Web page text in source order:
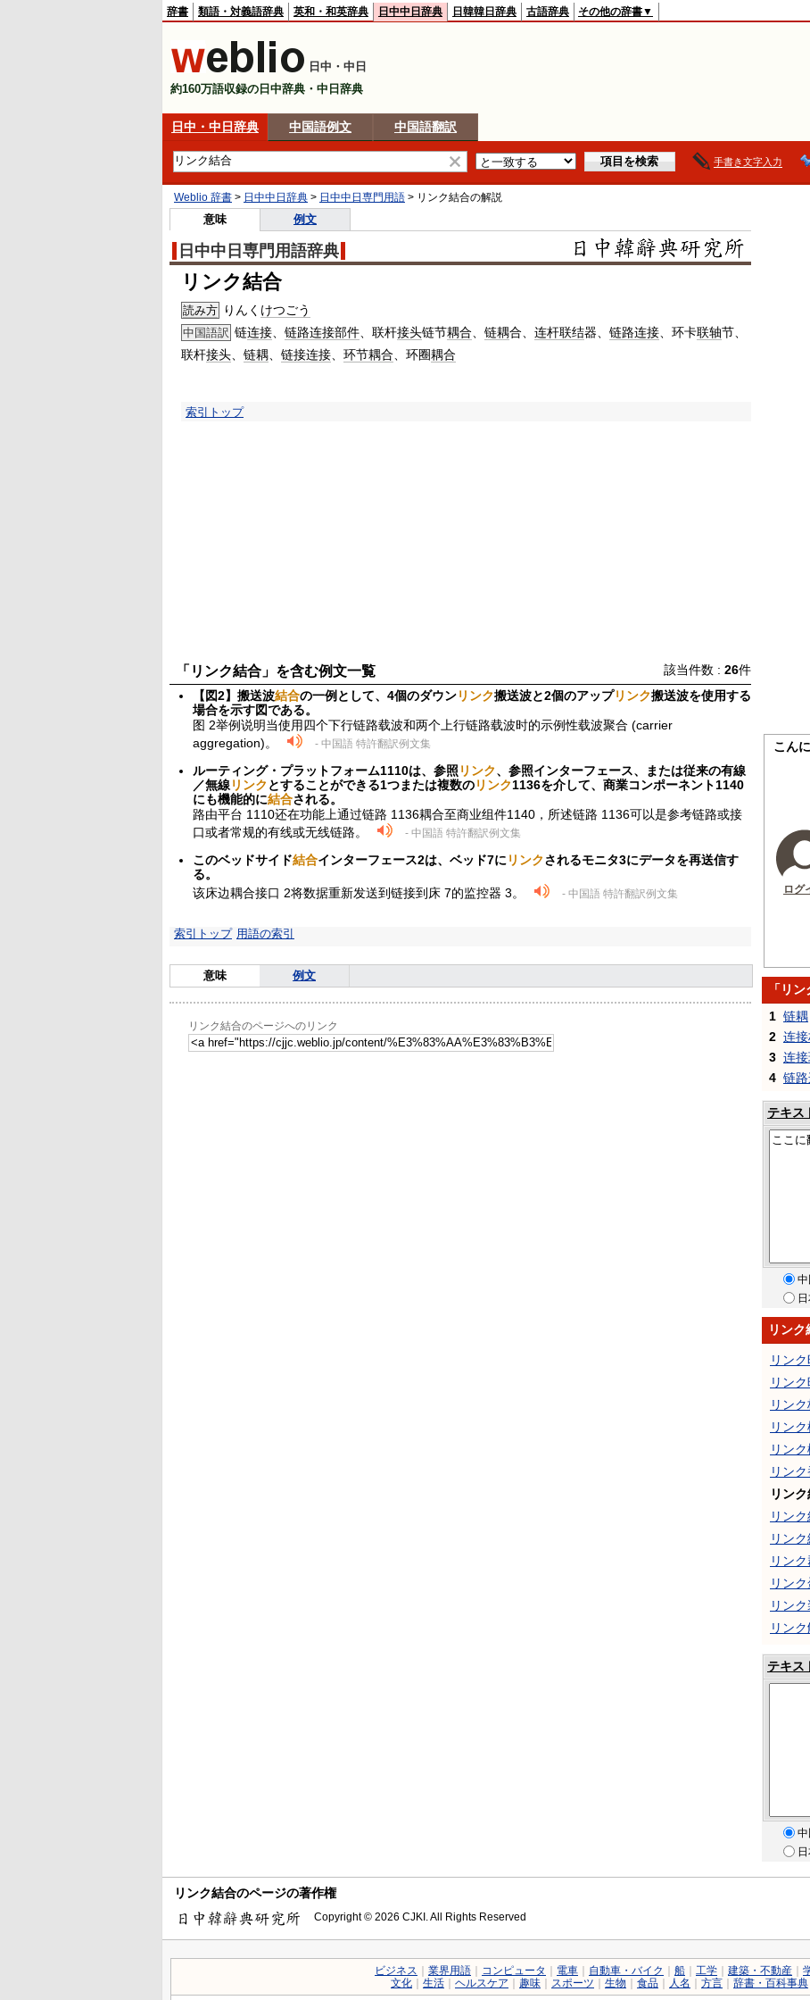
辞書 類語・対義語辞典 英和・和英辞典 日中中日辞典 日韓韓日辞典 古語辞典 その他の辞書▼
日中・中日
約160万語収録の日中辞典・中日辞典
日中・中日辞典 中国語例文 中国語翻訳
手書き文字入力
Weblio 辞書 > 日中中日辞典 > 日中中日専門用語 > リンク結合の解説
意味 例文
日中中日専門用語辞典
リンク結合
読み方 りんく けつごう
中国語訳 链连接 链路连接部件 、联杆接头链节耦合 链耦合、 连杆联结器、 链路连接 、环卡联轴节、
联杆接头 链耦 链接连接 环节耦合 、环圈耦合
索引トップ
「リンク結合」を含む例文一覧 該当件数 : 26件
【図2】搬送波結合の一例として、4個のダウンリンク搬送波と2個のアップリンク搬送波を使用する
場合を示す図である。
图 2举例说明当使用四个下行链路载波和两个上行链路载波时的示例性载波聚合 (carrier
aggregation)。
- 中国語 特許翻訳例文集
ルーティング・プラットフォーム1110は、参照 リンク、参照インターフェース、または従来の有線
／無線リンク とすることができる1つまたは複数のリンク1136を介して、商業コンポーネント1140
にも機能的に結合される。
路由平台 1110还在功能上通过链路 1136耦合至商业组件1140，所述链路 1136可以是参考链路或接
口或者常规的有线或无线链路。
- 中国語 特許翻訳例文集
このベッドサイド結合インターフェース2は、ベッド7に リンクされるモニタ3にデータを再送信す
る。
该床边耦合接口 2将数据重新发送到链接到床 7的监控器 3。
- 中国語 特許翻訳例文集
索引トップ 用語の索引
意味 例文
リンク結合のページへのリンク
こん
ログ
「リ
1 链耦
2 连
3 连
4 链
テキス
リン
リンク
リン
リン
リン
リン
リン
リン
リン
リン
リン
リン
リン
リン
テキス
リンク結合のページの著作権
Copyright © 2026 CJKI. All Rights Reserved
ビジネス 業界用語 コンピュータ 電車 自動車・バイク 船 工学 建築・不動産
文化
生活 ヘルスケア 趣味 スポーツ 生物 食品 人名 方言 辞書・百科事典